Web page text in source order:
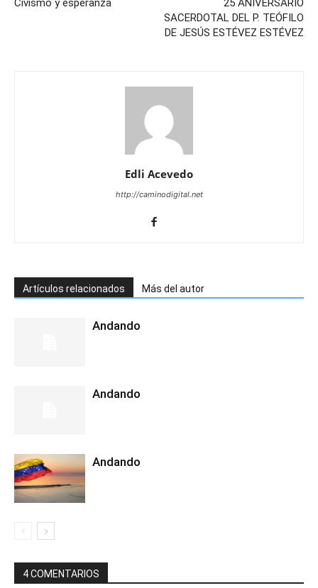
Civismo y esperanza
25 ANIVERSARIO
SACERDOTAL DEL P. TEÓFILO
DE JESÚS ESTÉVEZ ESTÉVEZ
Edli Acevedo
http://caminodigital.net
Artículos relacionados Más del autor
Andando
Andando
Andando
4 COMENTARIOS